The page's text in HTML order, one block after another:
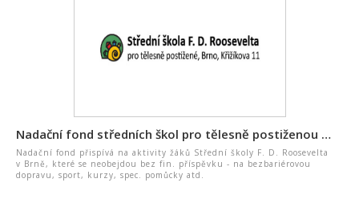
Nadační fond středních škol pro tělesně postiženou mládež v Brně
Nadační fond přispívá na aktivity žáků Střední školy F. D. Roosevelta
v Brně, které se neobejdou bez fin. příspěvku - na bezbariérovou
dopravu, sport, kurzy, spec. pomůcky atd.